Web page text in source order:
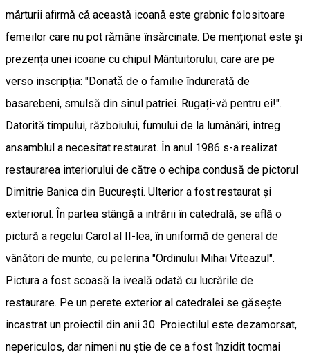
mǎrturii afirmǎ cǎ aceastǎ icoanǎ este grabnic folositoare
femeilor care nu pot rǎmâne însǎrcinate. De menționat este și
prezența unei icoane cu chipul Mântuitorului, care are pe
verso inscripția: "Donatǎ de o familie îndurerată de
basarebeni, smulsă din sînul patriei. Rugați-vă pentru ei!".
Datorită timpului, războiului, fumului de la lumânări, intreg
ansamblul a necesitat restaurat. În anul 1986 s-a realizat
restaurarea interiorului de către o echipa condusă de pictorul
Dimitrie Banica din București. Ulterior a fost restaurat și
exteriorul. În partea stângă a intrării în catedrală, se află o
pictură a regelui Carol al II-lea, în uniformă de general de
vânători de munte, cu pelerina "Ordinului Mihai Viteazul".
Pictura a fost scoasă la iveală odată cu lucrările de
restaurare. Pe un perete exterior al catedralei se găsește
incastrat un proiectil din anii 30. Proiectilul este dezamorsat,
nepericulos, dar nimeni nu știe de ce a fost înzidit tocmai